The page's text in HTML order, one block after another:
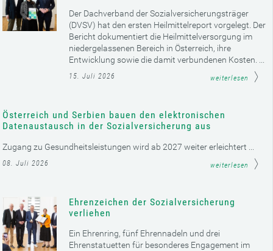
Der Dachverband der Sozialversicherungsträger
(DVSV) hat den ersten Heilmittelreport vorgelegt. Der
Bericht dokumentiert die Heilmittelversorgung im
niedergelassenen Bereich in Österreich, ihre
Entwicklung sowie die damit verbundenen Kosten. ...
15. Juli 2026 weiterlesen
Österreich und Serbien bauen den elektronischen
Datenaustausch in der Sozialversicherung aus
Zugang zu Gesundheitsleistungen wird ab 2027 weiter erleichtert ...
08. Juli 2026 weiterlesen
Ehrenzeichen der Sozialversicherung
verliehen
Ein Ehrenring, fünf Ehrennadeln und drei
Ehrenstatuetten für besonderes Engagement im